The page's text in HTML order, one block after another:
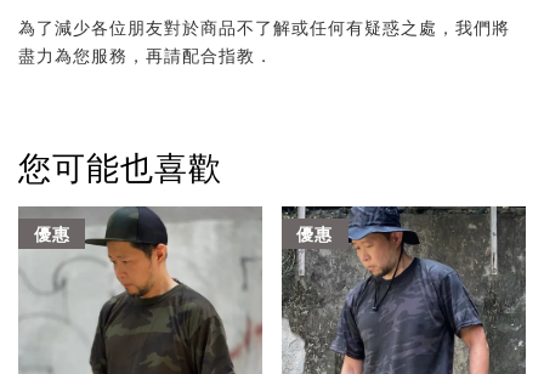
為了減少各位朋友對於商品不了解或任何有疑惑之處，我們將
盡力為您服務，再請配合指教．
您可能也喜歡
優惠 優惠